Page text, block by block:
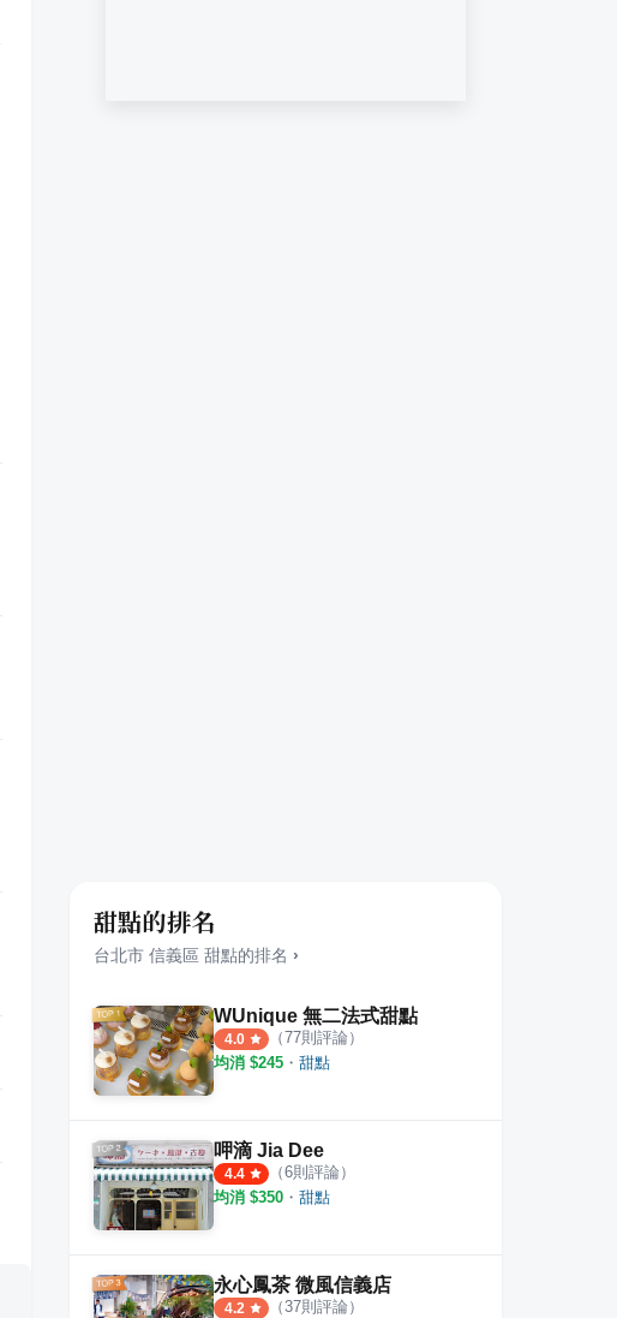
甜點的排名
台北市 信義區 甜點的排名 ›
WUnique 無二法式甜點
4.0 （77則評論）
均消 $245 ・ 甜點
呷滴 Jia Dee
4.4 （6則評論）
均消 $350 ・ 甜點
永心鳳茶 微風信義店
4.2 （37則評論）